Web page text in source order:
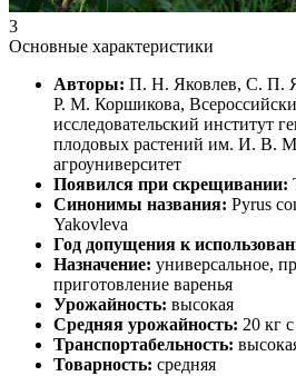
3
Основные характеристики
Авторы: П. Н. Яковлев, С. П.
Р. М. Коршикова,
исследовательский институт
плодовых растений им. И. В.
агроуниверситет
Появился при скрещивании:
Синонимы названия: Pyrus
Yakovleva
Год допущения к
Назначение: универсальное,
приготовление варенья
Урожайность: высокая
Средняя урожайность: 20 кг
Транспортабельность:
Товарность: средняя